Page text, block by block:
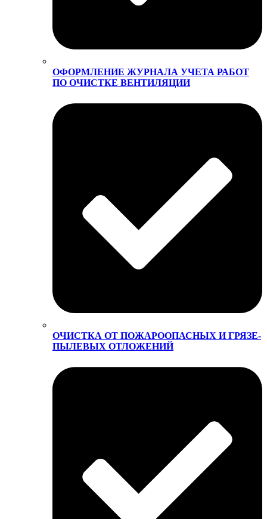
ОФОРМЛЕНИЕ ЖУРНАЛА УЧЕТА РАБОТ
ПО ОЧИСТКЕ ВЕНТИЛЯЦИИ
ОЧИСТКА ОТ ПОЖАРООПАСНЫХ И ГРЯЗЕ-
ПЫЛЕВЫХ ОТЛОЖЕНИЙ